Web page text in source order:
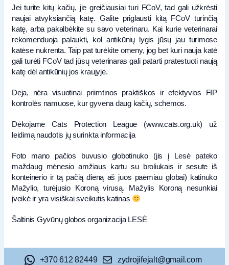
Jei turite kitų kačių, jie greičiausiai turi FCoV, tad gali užkrėsti
naujai atvyksiančią katę. Galite priglausti kitą FCoV turinčią
katę, arba pakalbėkite su savo veterinaru. Kai kurie veterinarai
rekomenduoja palaukti, kol antikūnių lygis jūsų jau turimose
katėse nukrenta. Taip pat turėkite omeny, jog bet kuri nauja katė
gali turėti FCoV tad jūsų veterinaras gali patarti pratestuoti naują
katę dėl antikūnių jos kraujyje.
Deja, nėra visuotinai priimtinos praktiškos ir efektyvios FIP
kontrolės namuose, kur gyvena daug kačių, schemos.
Dėkojame Cats Protection League (www.cats.org.uk) už
leidimą naudotis jų surinkta informacija
Foto mano pačios buvusio globotinuko (jis į Lesė pateko
maždaug mėnesio amžiaus kartu su broliukais ir sesute iš
konteinerio ir tą pačią dieną aš juos paėmiau globai) katinuko
Mažylio, turėjusio Koroną virusą. Mažylis Koroną nesunkiai
įveikė ir yra visiškai sveikutis katinas
Šaltinis Gyvūnų globos organizacija LESĖ
+370 612 82449 zydrojifejalt@gmail.com